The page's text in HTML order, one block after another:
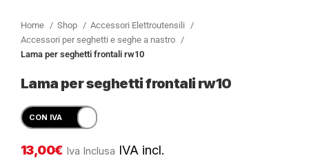
Home Shop
Accessori Elettroutensili
Accessori per seghetti e seghe a nastro
Lama per seghetti frontali rw10
Lama per seghetti frontali rw10
13,00€ Iva Inclusa IVA incl.